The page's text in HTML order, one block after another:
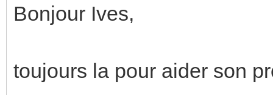
Bonjour Ives,
toujours la pour aider son